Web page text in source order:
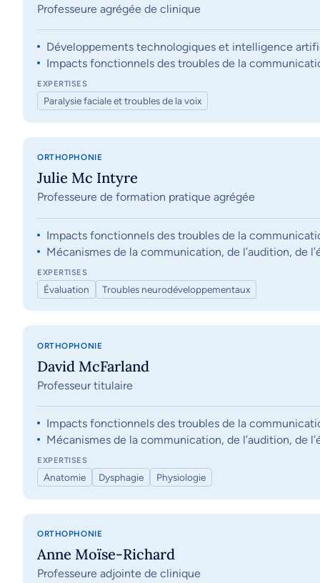
Professeure agrégée de clinique
Développements technologiques et intelligence
Impacts fonctionnels des troubles de la
EXPERTISES
Paralysie faciale et troubles de la voix
ORTHOPHONIE
Julie Mc Intyre
Professeure de formation pratique agrégée
Impacts fonctionnels des troubles de la
Mécanismes de la communication, de l’audition, de
EXPERTISES
Évaluation Troubles neurodéveloppementaux
ORTHOPHONIE
David McFarland
Professeur titulaire
Impacts fonctionnels des troubles de la
Mécanismes de la communication, de l’audition, de
EXPERTISES
Anatomie Dysphagie Physiologie
ORTHOPHONIE
Anne Moïse-Richard
Professeure adjointe de clinique